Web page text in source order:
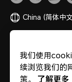
China (简体中
版权所有 © 荣耀
我们使用
续浏览我们的
策。
了解更多